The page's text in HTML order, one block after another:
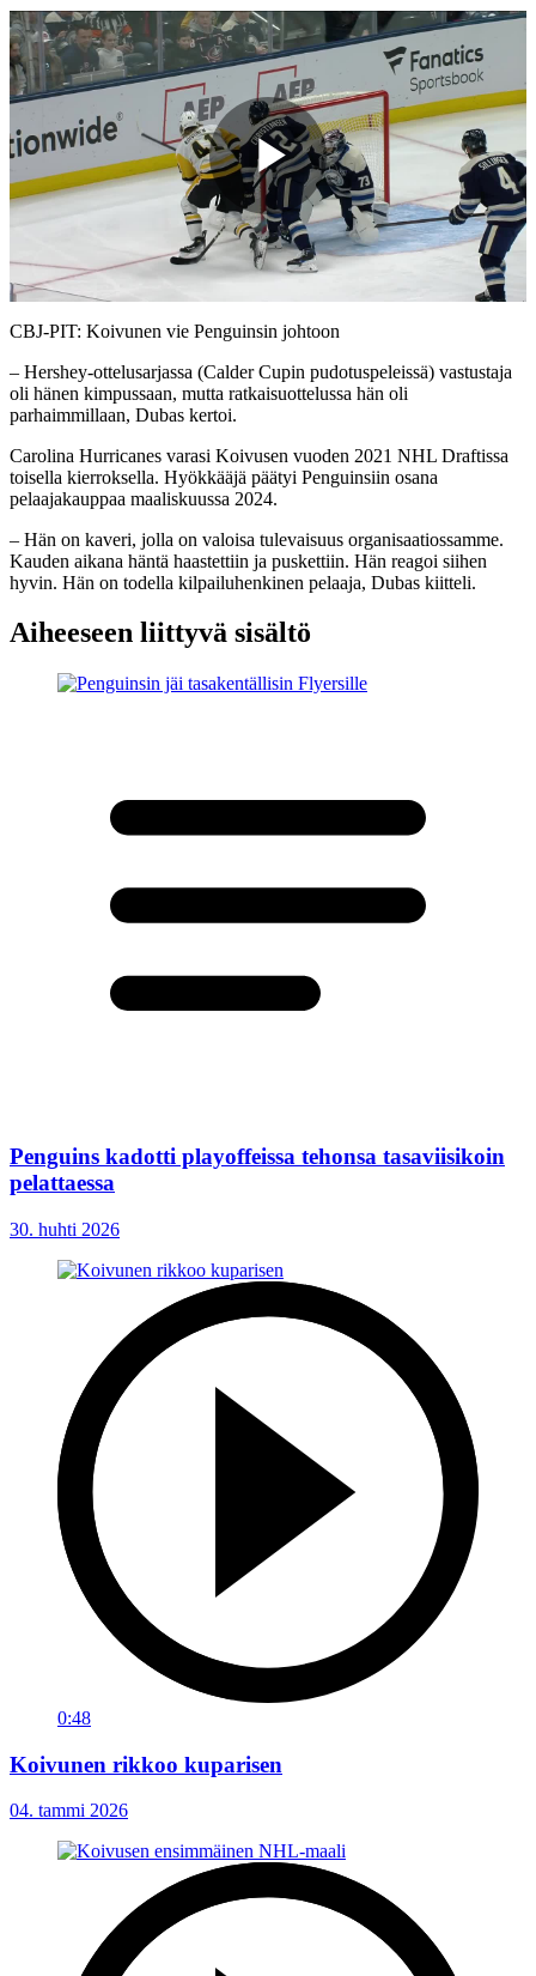
Play
Video
CBJ-PIT: Koivunen vie Penguinsin johtoon
– Hershey-ottelusarjassa (Calder Cupin pudotuspeleissä) vastustaja
oli hänen kimpussaan, mutta ratkaisuottelussa hän oli
parhaimmillaan, Dubas kertoi.
Carolina Hurricanes varasi Koivusen vuoden 2021 NHL Draftissa
toisella kierroksella. Hyökkääjä päätyi Penguinsiin osana
pelaajakauppaa maaliskuussa 2024.
– Hän on kaveri, jolla on valoisa tulevaisuus organisaatiossamme.
Kauden aikana häntä haastettiin ja puskettiin. Hän reagoi siihen
hyvin. Hän on todella kilpailuhenkinen pelaaja, Dubas kiitteli.
Aiheeseen liittyvä sisältö
Penguins kadotti playoffeissa tehonsa tasaviisikoin
pelattaessa
30. huhti 2026
0:48
Koivunen rikkoo kuparisen
04. tammi 2026